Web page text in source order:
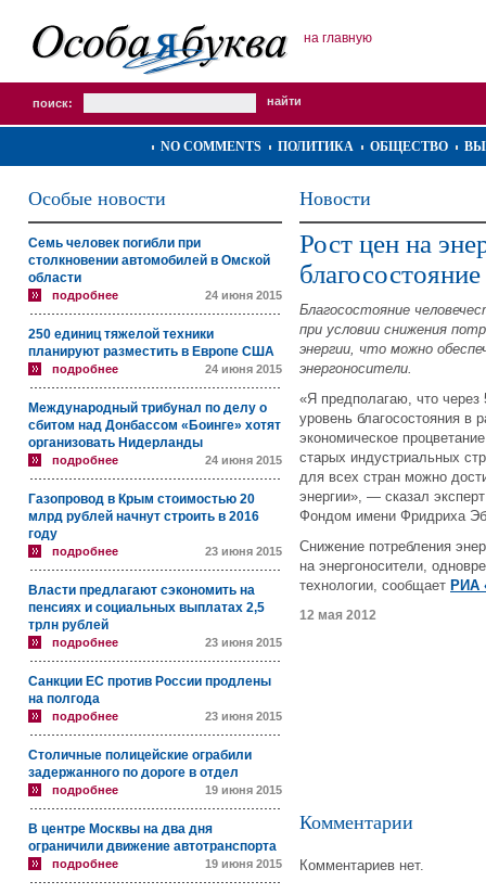
на главную
поиск:
NO COMMENTS ПОЛИТИКА ОБЩЕСТВО
Особые новости
Семь человек погибли при
столкновении автомобилей в Омской
области
подробнее 24 июня 2015
250 единиц тяжелой техники
планируют разместить в Европе США
подробнее 24 июня 2015
Международный трибунал по делу о
сбитом над Донбассом «Боинге» хотят
организовать Нидерланды
подробнее 24 июня 2015
Газопровод в Крым стоимостью 20
млрд рублей начнут строить в 2016
году
подробнее 23 июня 2015
Власти предлагают сэкономить на
пенсиях и социальных выплатах 2,5
трлн рублей
подробнее 23 июня 2015
Санкции ЕС против России продлены
на полгода
подробнее 23 июня 2015
Столичные полицейские ограбили
задержанного по дороге в отдел
подробнее 19 июня 2015
В центре Москвы на два дня
ограничили движение автотранспорта
подробнее 19 июня 2015
Новости
Рост цен на
Благосостояние
при условии снижения
энергии, что можно
энергоносители.
«Я предполагаю, что через
уровень благосостояния в
экономическое
старых индустриальных
для всех стран можно
энергии», — сказал
Фондом имени Фридриха
Снижение потребления
на энергоносители,
технологии, сообщает РИА
12 мая 2012
Комментарии
Комментариев нет.